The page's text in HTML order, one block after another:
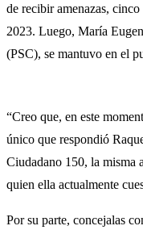
de recibir amenazas, cinco
2023. Luego, María
(PSC), se mantuvo en el
“Creo que, en este
único que respondió
Ciudadano 150, la misma
quien ella actualmente
Por su parte, concejalas